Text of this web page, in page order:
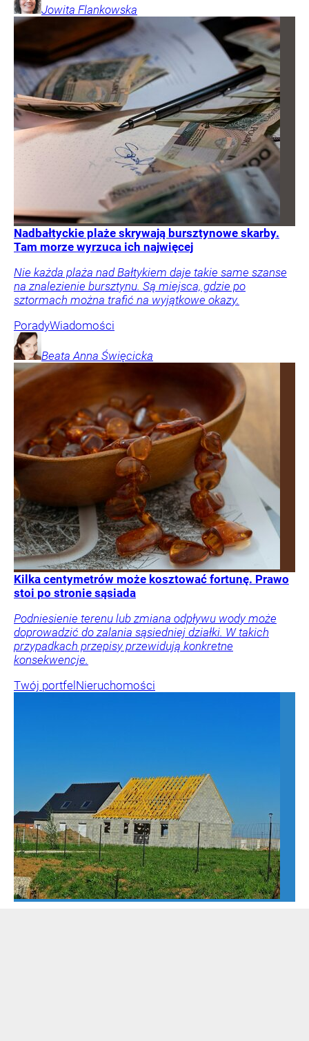
Jowita Flankowska
Nadbałtyckie plaże skrywają bursztynowe skarby.
Tam morze wyrzuca ich najwięcej
Nie każda plaża nad Bałtykiem daje takie same szanse
na znalezienie bursztynu. Są miejsca, gdzie po
sztormach można trafić na wyjątkowe okazy.
PoradyWiadomości
Beata Anna Święcicka
Kilka centymetrów może kosztować fortunę. Prawo
stoi po stronie sąsiada
Podniesienie terenu lub zmiana odpływu wody może
doprowadzić do zalania sąsiedniej działki. W takich
przypadkach przepisy przewidują konkretne
konsekwencje.
Twój portfel Nieruchomości